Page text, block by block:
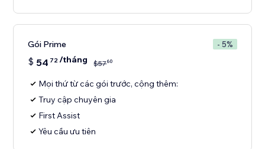
Gói Prime - 5%
$ 54 72/tháng $5760
Mọi thứ từ các gói trước, cộng thêm:
Truy cập chuyên gia
First Assist
Yêu cầu ưu tiên